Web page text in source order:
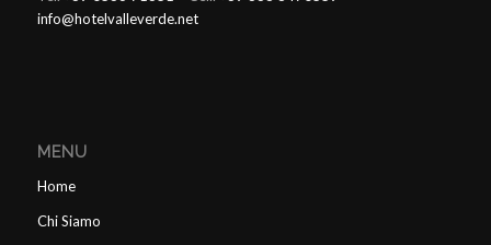
info@hotelvalleverde.net
MENU
Home
Chi Siamo